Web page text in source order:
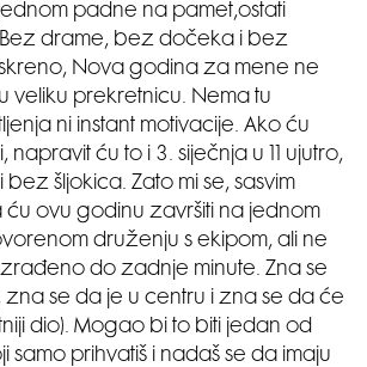
padne na pamet,ostati
drame, bez dočeka i bez
Nova godina za mene ne
veliku prekretnicu. Nema tu
ni instant motivacije. Ako ću
napravit ću to i 3. siječnja u 11 ujutro,
šljokica. Zato mi se, sasvim
ću ovu godinu završiti na jednom
druženju s ekipom, ali ne
do zadnje minute. Zna se
zna se da je u centru i zna se da će
dio). Mogao bi to biti jedan od
samo prihvatiš i nadaš se da imaju